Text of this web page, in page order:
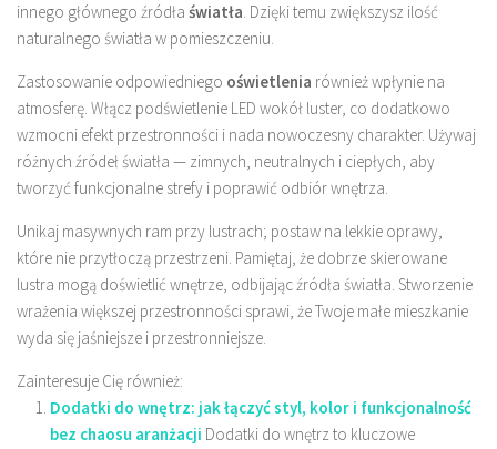
innego głównego źródła światła. Dzięki temu zwiększysz ilość
naturalnego światła w pomieszczeniu.
Zastosowanie odpowiedniego oświetlenia również wpłynie na
atmosferę. Włącz podświetlenie LED wokół luster, co dodatkowo
wzmocni efekt przestronności i nada nowoczesny charakter. Używaj
różnych źródeł światła — zimnych, neutralnych i ciepłych, aby
tworzyć funkcjonalne strefy i poprawić odbiór wnętrza.
Unikaj masywnych ram przy lustrach; postaw na lekkie oprawy,
które nie przytłoczą przestrzeni. Pamiętaj, że dobrze skierowane
lustra mogą doświetlić wnętrze, odbijając źródła światła. Stworzenie
wrażenia większej przestronności sprawi, że Twoje małe mieszkanie
wyda się jaśniejsze i przestronniejsze.
Zainteresuje Cię również:
Dodatki do wnętrz: jak łączyć styl, kolor i funkcjonalność
bez chaosu aranżacji Dodatki do wnętrz to kluczowe